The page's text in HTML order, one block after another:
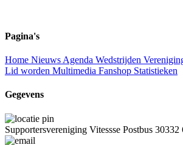
Pagina's
Home Nieuws Agenda Wedstrijden
Lid worden Multimedia Fanshop Statistieken
Gegevens
Supportersvereniging Vitessse Postbus 30332